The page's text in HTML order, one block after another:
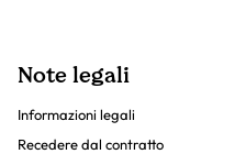
Note legali
Informazioni legali
Recedere dal contratto